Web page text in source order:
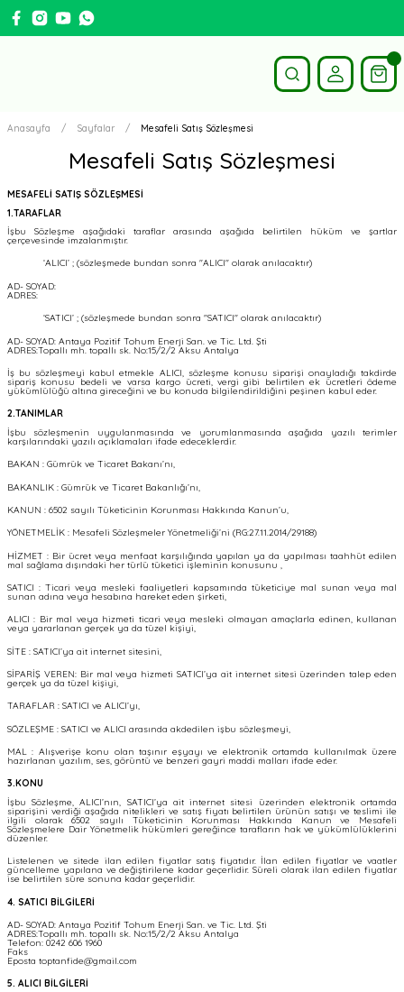
Anasayfa Sayfalar Mesafeli Satış Sözleşmesi
Mesafeli Satış Sözleşmesi
MESAFELİ SATIŞ SÖZLEŞMESİ
1.TARAFLAR
İşbu Sözleşme aşağıdaki taraflar arasında aşağıda belirtilen hüküm ve şartlar
çerçevesinde imzalanmıştır.
‘ALICI’ ; (sözleşmede bundan sonra "ALICI" olarak anılacaktır)
AD- SOYAD:
ADRES:
‘SATICI’ ; (sözleşmede bundan sonra "SATICI" olarak anılacaktır)
AD- SOYAD: Antaya Pozitif Tohum Enerji San. ve Tic. Ltd. Şti
ADRES:Topallı mh. topallı sk. No:15/2/2 Aksu Antalya
İş bu sözleşmeyi kabul etmekle ALICI, sözleşme konusu siparişi onayladığı takdirde
sipariş konusu bedeli ve varsa kargo ücreti, vergi gibi belirtilen ek ücretleri ödeme
yükümlülüğü altına gireceğini ve bu konuda bilgilendirildiğini peşinen kabul eder.
2.TANIMLAR
İşbu sözleşmenin uygulanmasında ve yorumlanmasında aşağıda yazılı terimler
karşılarındaki yazılı açıklamaları ifade edeceklerdir.
BAKAN : Gümrük ve Ticaret Bakanı’nı,
BAKANLIK : Gümrük ve Ticaret Bakanlığı’nı,
KANUN : 6502 sayılı Tüketicinin Korunması Hakkında Kanun’u,
YÖNETMELİK : Mesafeli Sözleşmeler Yönetmeliği’ni (RG:27.11.2014/29188)
HİZMET : Bir ücret veya menfaat karşılığında yapılan ya da yapılması taahhüt edilen
mal sağlama dışındaki her türlü tüketici işleminin konusunu ,
SATICI : Ticari veya mesleki faaliyetleri kapsamında tüketiciye mal sunan veya mal
sunan adına veya hesabına hareket eden şirketi,
ALICI : Bir mal veya hizmeti ticari veya mesleki olmayan amaçlarla edinen, kullanan
veya yararlanan gerçek ya da tüzel kişiyi,
SİTE : SATICI’ya ait internet sitesini,
SİPARİŞ VEREN: Bir mal veya hizmeti SATICI’ya ait internet sitesi üzerinden talep eden
gerçek ya da tüzel kişiyi,
TARAFLAR : SATICI ve ALICI’yı,
SÖZLEŞME : SATICI ve ALICI arasında akdedilen işbu sözleşmeyi,
MAL : Alışverişe konu olan taşınır eşyayı ve elektronik ortamda kullanılmak üzere
hazırlanan yazılım, ses, görüntü ve benzeri gayri maddi malları ifade eder.
3.KONU
İşbu Sözleşme, ALICI’nın, SATICI’ya ait internet sitesi üzerinden elektronik ortamda
siparişini verdiği aşağıda nitelikleri ve satış fiyatı belirtilen ürünün satışı ve teslimi ile
ilgili olarak 6502 sayılı Tüketicinin Korunması Hakkında Kanun ve Mesafeli
Sözleşmelere Dair Yönetmelik hükümleri gereğince tarafların hak ve yükümlülüklerini
düzenler.
Listelenen ve sitede ilan edilen fiyatlar satış fiyatıdır. İlan edilen fiyatlar ve vaatler
güncelleme yapılana ve değiştirilene kadar geçerlidir. Süreli olarak ilan edilen fiyatlar
ise belirtilen süre sonuna kadar geçerlidir.
4. SATICI BİLGİLERİ
AD- SOYAD: Antaya Pozitif Tohum Enerji San. ve Tic. Ltd. Şti
ADRES:Topallı mh. topallı sk. No:15/2/2 Aksu Antalya
Telefon: 0242 606 1960
Faks
Eposta toptanfide@gmail.com
5. ALICI BİLGİLERİ